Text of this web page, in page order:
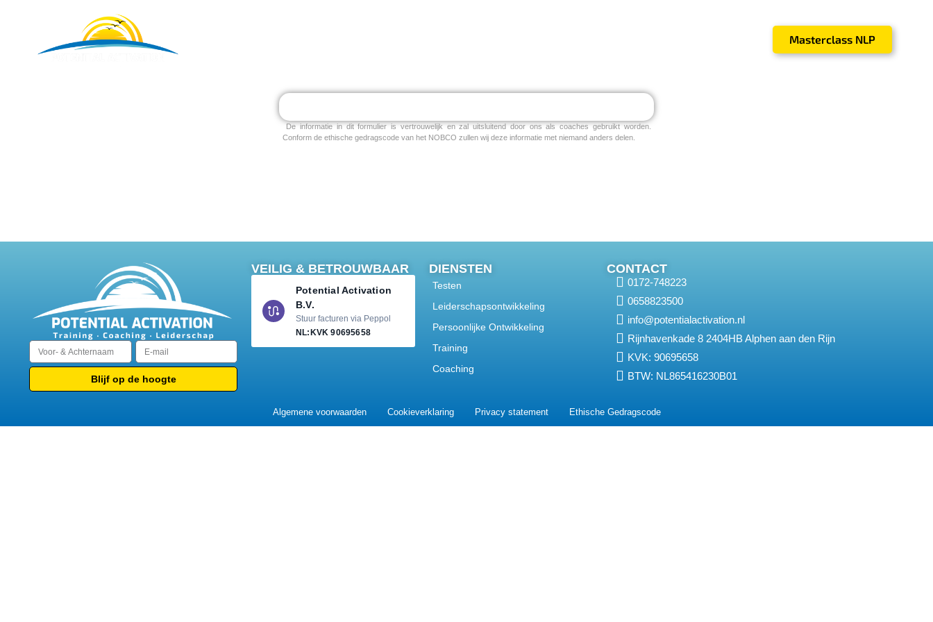
Masterclass NLP
De informatie in dit formulier is vertrouwelijk en zal uitsluitend door ons als coaches gebruikt worden.
Conform de ethische gedragscode van het NOBCO zullen wij deze informatie met niemand anders delen.
Blijf op de hoogte
VEILIG & BETROUWBAAR
Potential Activation
B.V.
Stuur facturen via Peppol
NL:KVK 90695658
DIENSTEN
Testen
Leiderschapsontwikkeling
Persoonlijke Ontwikkeling
Training
Coaching
CONTACT
0172-748223
0658823500
info@potentialactivation.nl
Rijnhavenkade 8 2404HB Alphen aan den Rijn
KVK: 90695658
BTW: NL865416230B01
Algemene voorwaarden Cookieverklaring Privacy statement Ethische Gedragscode